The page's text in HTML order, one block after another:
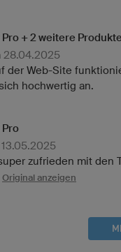
Pro + 2 weitere Produkte
28.04.2025
der Web-Site
hochwertig an.
Pro
zufrieden mit den
Original anzeigen